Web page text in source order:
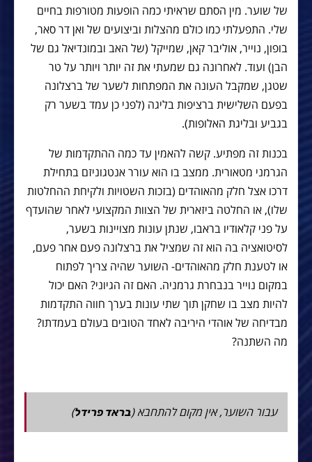
של שוער. מין הסתם שראיתי כמה הופעות מטורפות בחיים
שלי. התפעלתי כמו כולם מהצלות וביצועים של ואן דר סאר,
בופון, נוייר, אוליבר קאן, שמייקל (של האב ובמונדיאל גם של
הבן) ועוד. לאחרונה גם שמעתי את זה יותר ויותר על טר
שטגן, שמקבל העונה את המפתחות לשער של ברצלונה
בפעם השלישית ברציפות בליגה (לפני כן עמד בשער רק
בגביע ובליגת האלופות).
בכנות זה מפתיע. קשה להאמין עד כמה ההתקדמות של
הגרמני מטאורית. ממצב בו הוא עורר אנטגוניזם בתחילת
דרכו אצל חלק מהאוהדים (בזכות השטויות ולקיחת ההחלטות
שלו), או החלטה ביזארית של הצוות המקצועי לאחר שהועדף
על פני קלאודיו בראבו, שנתן עונות מצויינות בשער,
לסיטואציה בה הוא זה שמציל את ברצלונה פעם אחר פעם,
או לטענת חלק מהאוהדים- השוער שהיה צריך לפתוח
במקום נוייר בנבחרת גרמניה. האם זה הגיוני? האם יכול
להיות מצב בו שחקן תוך שתי עונות בערך חווה התקדמות
מבדיחה של אוהדי היריבה לאחד הטובים בעולם בעמדתו?
מה השתנה?
עבור השוער, אין מקום להתחבא (בראד פרידל)